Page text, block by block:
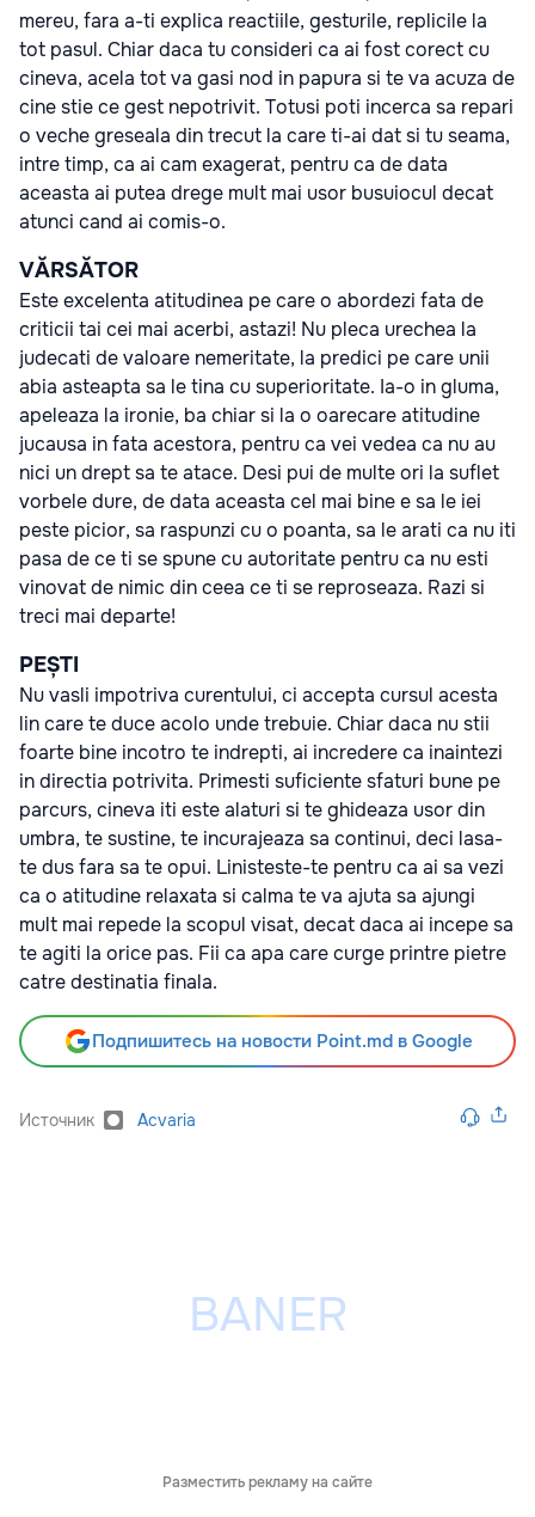
mereu, fara a-ti explica reactiile, gesturile, replicile la
tot pasul. Chiar daca tu consideri ca ai fost corect cu
cineva, acela tot va gasi nod in papura si te va acuza de
cine stie ce gest nepotrivit. Totusi poti incerca sa repari
o veche greseala din trecut la care ti-ai dat si tu seama,
intre timp, ca ai cam exagerat, pentru ca de data
aceasta ai putea drege mult mai usor busuiocul decat
atunci cand ai comis-o.
VĂRSĂTOR
Este excelenta atitudinea pe care o abordezi fata de
criticii tai cei mai acerbi, astazi! Nu pleca urechea la
judecati de valoare nemeritate, la predici pe care unii
abia asteapta sa le tina cu superioritate. Ia-o in gluma,
apeleaza la ironie, ba chiar si la o oarecare atitudine
jucausa in fata acestora, pentru ca vei vedea ca nu au
nici un drept sa te atace. Desi pui de multe ori la suflet
vorbele dure, de data aceasta cel mai bine e sa le iei
peste picior, sa raspunzi cu o poanta, sa le arati ca nu iti
pasa de ce ti se spune cu autoritate pentru ca nu esti
vinovat de nimic din ceea ce ti se reproseaza. Razi si
treci mai departe!
PEȘTI
Nu vasli impotriva curentului, ci accepta cursul acesta
lin care te duce acolo unde trebuie. Chiar daca nu stii
foarte bine incotro te indrepti, ai incredere ca inaintezi
in directia potrivita. Primesti suficiente sfaturi bune pe
parcurs, cineva iti este alaturi si te ghideaza usor din
umbra, te sustine, te incurajeaza sa continui, deci lasa-
te dus fara sa te opui. Linisteste-te pentru ca ai sa vezi
ca o atitudine relaxata si calma te va ajuta sa ajungi
mult mai repede la scopul visat, decat daca ai incepe sa
te agiti la orice pas. Fii ca apa care curge printre pietre
catre destinatia finala.
Подпишитесь на новости Point.md в Google
Источник Acvaria
Разместить рекламу на сайте